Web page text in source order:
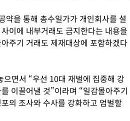
약을 통해 총수일가가 개인회사를 설
이에 내부거래도 금지한다는 내용을
주기 거래도 제재대상에 포함하겠다
면서 “우선 10대 재벌에 집중해 강
이끌어낼 것”이라며 “일감몰아주기
의 조사와 수사를 강화하고 엄벌할